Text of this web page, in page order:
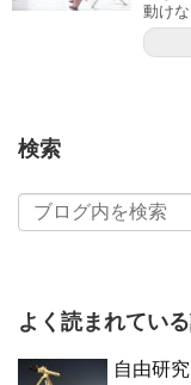
動け
検索
よく読まれてい
自由研